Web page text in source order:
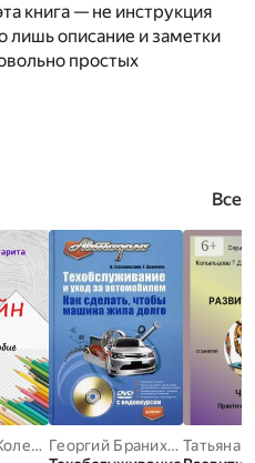
книга — не инструкция
лишь описание и заметки
простых
Все
Маргарита Колесова
Георгий Бранихин ,